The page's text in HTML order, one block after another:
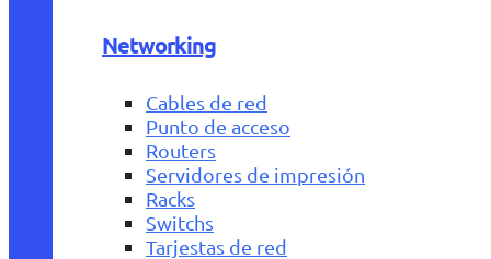
Networking
Cables de red
Punto de acceso
Routers
Servidores de impresión
Racks
Switchs
Tarjestas de red